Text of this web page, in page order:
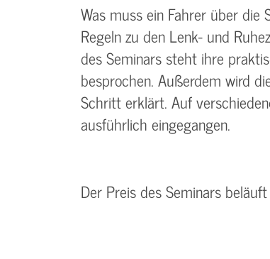
Was muss ein Fahrer über die
Regeln zu den Lenk- und
des Seminars steht ihre
besprochen. Außerdem wird
Schritt erklärt. Auf
ausführlich eingegangen.
Der Preis des Seminars